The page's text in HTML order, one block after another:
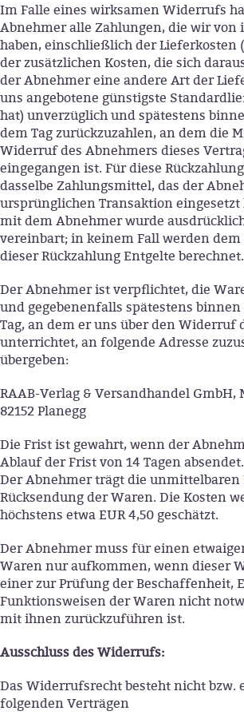
Im Falle eines wirksamen Widerrufs
Abnehmer alle Zahlungen, die wir von
haben, einschließlich der Lieferkosten
der zusätzlichen Kosten, die sich
der Abnehmer eine andere Art der
uns angebotene günstigste
hat) unverzüglich und spätestens
dem Tag zurückzuzahlen, an dem die
Widerruf des Abnehmers dieses
eingegangen ist. Für diese
dasselbe Zahlungsmittel, das der
ursprünglichen Transaktion eingesetzt
mit dem Abnehmer wurde
vereinbart; in keinem Fall werden
dieser Rückzahlung Entgelte berechnet.
Der Abnehmer ist verpflichtet, die
und gegebenenfalls spätestens binnen
Tag, an dem er uns über den Widerruf
unterrichtet, an folgende Adresse
übergeben:
RAAB-Verlag & Versandhandel GmbH,
82152 Planegg
Die Frist ist gewahrt, wenn der
Ablauf der Frist von 14 Tagen absendet.
Der Abnehmer trägt die unmittelbaren
Rücksendung der Waren. Die Kosten
höchstens etwa EUR 4,50 geschätzt.
Der Abnehmer muss für einen
Waren nur aufkommen, wenn dieser
einer zur Prüfung der Beschaffenheit,
Funktionsweisen der Waren nicht
mit ihnen zurückzuführen ist.
Ausschluss des Widerrufs:
Das Widerrufsrecht besteht nicht bzw.
folgenden Verträgen